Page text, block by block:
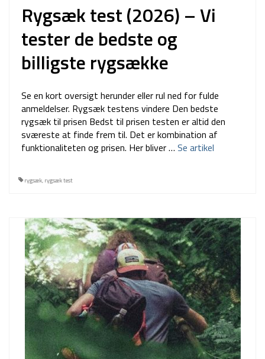
Rygsæk test (2026) – Vi
tester de bedste og
billigste rygsække
Se en kort oversigt herunder eller rul ned for fulde
anmeldelser. Rygsæk testens vindere Den bedste
rygsæk til prisen Bedst til prisen testen er altid den
sværeste at finde frem til. Det er kombination af
funktionaliteten og prisen. Her bliver … Se artikel
rygsæk, rygsæk test